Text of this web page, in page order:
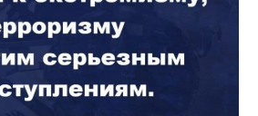
по профилактике экстремизма,
межнациональной
и межконфессиональной
патриотизма МБОУ
на 2025-2026 учебный год